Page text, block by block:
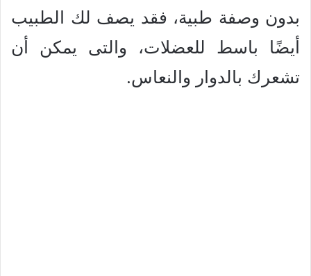
بدون وصفة طبية، فقد يصف لك الطبيب
أيضًا باسط للعضلات، والتى يمكن أن
تشعرك بالدوار والنعاس.